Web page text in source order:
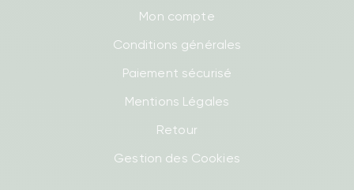
Mon compte
Conditions générales
Paiement sécurisé
Mentions Légales
Retour
Gestion des Cookies